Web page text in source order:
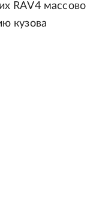
RAV4
кузова